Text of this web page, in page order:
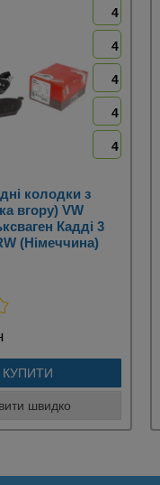
4
4
4
4
4
колодки з
вгору) VW
Кадді 3
(Німеччина)
КУПИТИ
швидко